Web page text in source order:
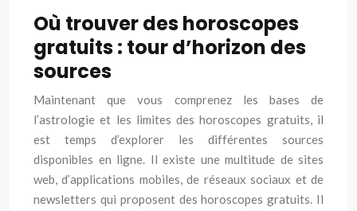
Où trouver des horoscopes
gratuits : tour d’horizon des
sources
Maintenant que vous comprenez les bases de
l’astrologie et les limites des horoscopes gratuits, il
est temps d’explorer les différentes sources
disponibles en ligne. Il existe une multitude de sites
web, d’applications mobiles, de réseaux sociaux et de
newsletters qui proposent des horoscopes gratuits. Il